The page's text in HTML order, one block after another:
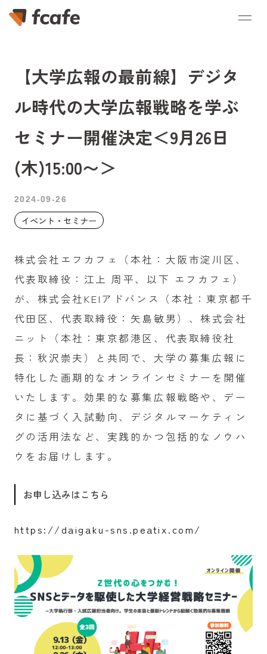
【大学広報の最前線】デジタ
ル時代の大学広報戦略を学ぶ
セミナー開催決定＜9月26日
(木)15:00〜＞
2024-09-26
イベント・セミナー
株式会社エフカフェ（本社：大阪市淀川区、
代表取締役：江上 周平、以下 エフカフェ）
が、株式会社KEIアドバンス（本社：東京都千
代田区、代表取締役：矢島敏男）、株式会社
ニット（本社：東京都港区、代表取締役社
長：秋沢崇夫）と共同で、大学の募集広報に
特化した画期的なオンラインセミナーを開催
いたします。効果的な募集広報戦略や、デー
タに基づく入試動向、デジタルマーケティン
グの活用法など、実践的かつ包括的なノウハ
ウをお届けします。
お申し込みはこちら
https://daigaku-sns.peatix.com/